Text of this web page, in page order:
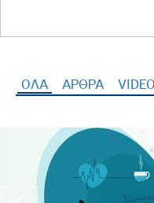
ΟΛΑ (ενεργή καρτέλα)
ΑΡΘΡΑ VIDEO